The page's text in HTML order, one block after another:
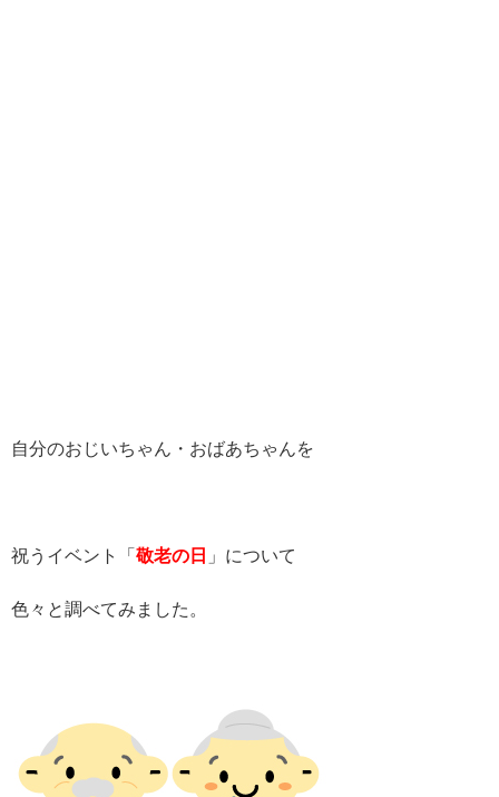
自分のおじいちゃん・おばあちゃんを
祝うイベント「 敬老の日 」について
色々と調べてみました。